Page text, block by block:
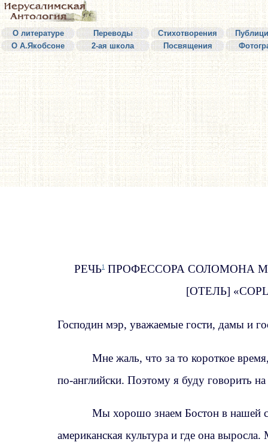
О литературе Переводы Стихотворения
О А.Якобсоне
2-ая школа Посвящения
РЕЧЬ1
ПРОФЕССОРА СОЛОМОНА
[ОТЕЛЬ]
Господин мэр, уважаемые гости, дамы и
Мне жаль, что за то короткое
по-английски. Поэтому я буду говорить
Мы хорошо знаем Бостон в нашей
американская культура и где она